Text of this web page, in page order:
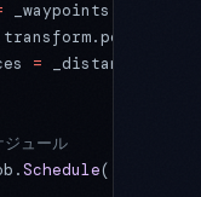
_waypoints,
transform.position,
= _distances
ュール
Schedule();